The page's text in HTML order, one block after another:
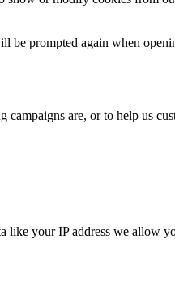
be prompted again when
are, or to help us
like your IP address we allow